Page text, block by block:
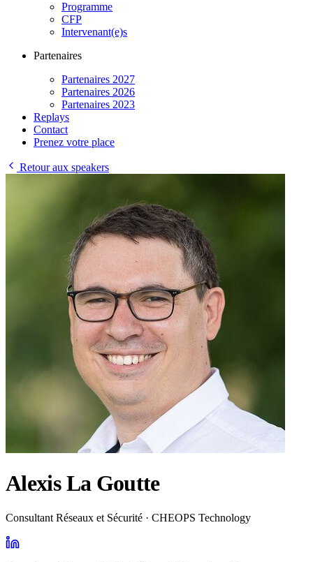
Programme
CFP
Intervenant(e)s
Partenaires
Partenaires 2027
Partenaires 2026
Partenaires 2023
Replays
Contact
Prenez votre place
Retour aux speakers
Alexis La Goutte
Consultant Réseaux et Sécurité · CHEOPS Technology